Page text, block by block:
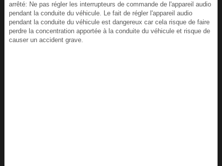
arrêté: Ne pas régler les interrupteurs de commande de l'appareil audio
pendant la conduite du véhicule. Le fait de régler l'appareil audio
pendant la conduite du véhicule est dangereux car cela risque de faire
perdre la concentration apportée à la conduite du véhicule et risque de
causer un accident grave.